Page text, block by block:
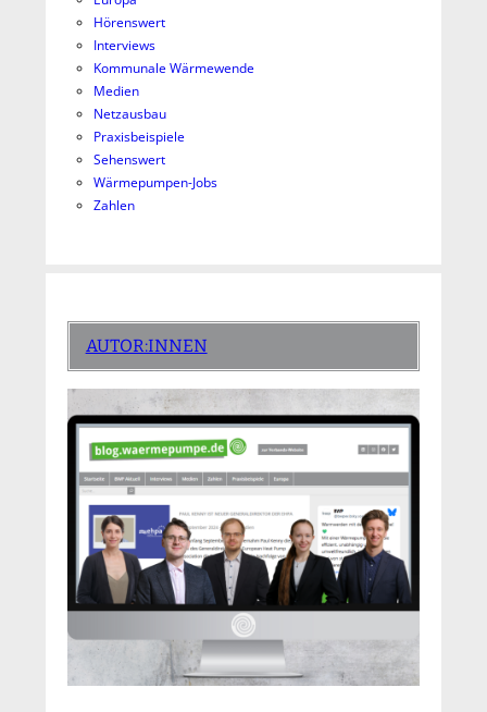
Hörenswert
Interviews
Kommunale Wärmewende
Medien
Netzausbau
Praxisbeispiele
Sehenswert
Wärmepumpen-Jobs
Zahlen
AUTOR:INNEN